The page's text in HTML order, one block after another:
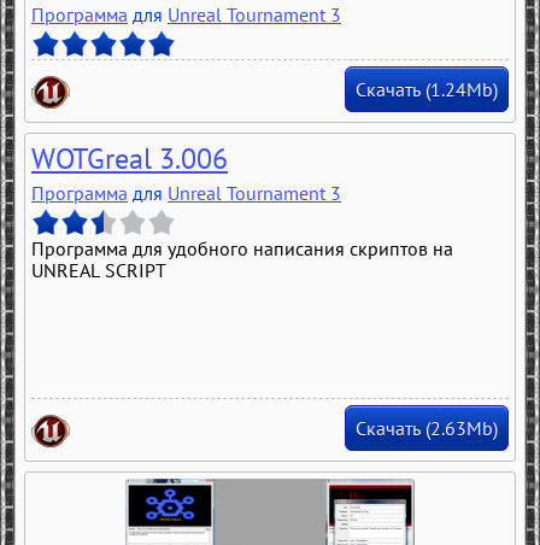
Программа для Unreal Tournament 3
Скачать (1.24Mb)
WOTGreal 3.006
Программа для Unreal Tournament 3
Программа для удобного написания скриптов на
UNREAL SCRIPT
Скачать (2.63Mb)